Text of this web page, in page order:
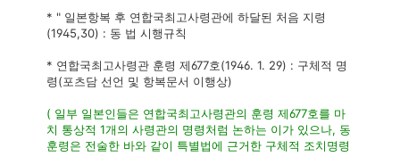
* " 일본항복 후 연합국최고사령관에 하달된 처음 지령
(1945,30) : 동 법 시행규칙
* 연합국최고사령관 훈령 제677호(1946. 1. 29) : 구체적 명
령(포츠담 선언 및 항복문서 이행상)
( 일부 일본인들은 연합국최고사령관의 훈령 제677호를 마
치 통상적 1개의 사령관의 명령처럼 논하는 이가 있으나, 동
훈령은 전술한 바와 같이 특별법에 근거한 구체적 조치명령